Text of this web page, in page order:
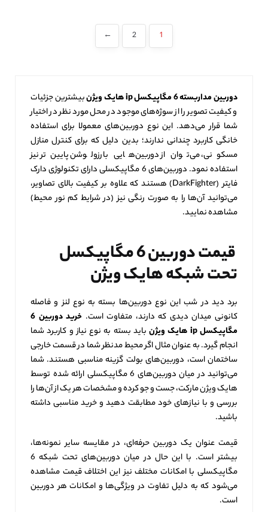
1
2
←
دوربین مداربسته 6 مگاپیکسل ip هایک ویژن
بیشترین جزئیات
و کیفیت تصویر را از سوژه‌های موجود در محل مورد نظر در اختیار
شما قرار می‌دهد. این نوع دوربین‌های معمولا برای استفاده
خانگی کاربرد چندانی ندارند؛ بدین دلیل که برای کنترل منازل
مسکونی، می‌توان از دوربین‌هایی با رزولوشن پایین‌تر نیز
استفاده نمود. دوربین‌های 6 مگاپیکسلی دارای تکنولوژی دارک
فایتر (DarkFighter) هستند که علاوه بر کیفیت بالای تصاویر،
می‌توانید آن‌ها را به صورت رنگی نیز (در شرایط کم نور محیط)
مشاهده نمایید.
قیمت دوربین 6 مگاپیکسل
تحت شبکه هایک ویژن
برد دید در شب این نوع دوربین‌ها بسته به نوع لنز و فاصله
کانونی میدان دیدی که دارند، متفاوت است.
خرید دوربین 6
مگاپیکسلip هایک ویژن
باید بسته به نوع نیاز و کاربرد شما
انجام گیرد. به عنوان مثال اگر محیط مدنظر شما در قسمت خارجی
ساختمان است، دوربین‌های بولت گزینه مناسبی هستند. شما
می‌توانید در میان دوربین‌های 6 مگاپیکسلی ارائه شده توسط
هایک ویژن مارکت، جست و جو کرده و مشخصات هر یک از آن‌ها را
بررسی و با نیازهای خود مطابقت دهید و خرید مناسبی داشته
باشید.
قیمت عنوان یک دوربین حرفه‌ای، در مقایسه سایر نمونه‌ها،
بیشتر است. با این حال در میان دوربین‌های تحت شبکه 6
مگاپیکسلی با امکانات مختلف نیز این اختلاف قیمت مشاهده
می‌شود که به دلیل تفاوت در ویژگی‌ها و امکانات هر دوربین
است.